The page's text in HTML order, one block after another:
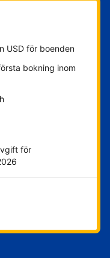
USD för boenden
bokning inom
för